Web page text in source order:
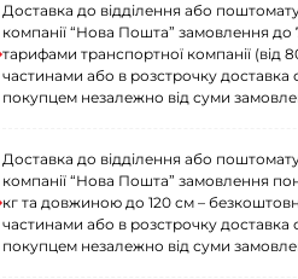
Доставка до відділення або
компанії “Нова Пошта” замовлення до
тарифами транспортної компанії (від
частинами або в розстрочку доставка
покупцем незалежно від суми
Доставка до відділення або
компанії “Нова Пошта” замовлення
кг та довжиною до 120 см –
частинами або в розстрочку доставка
покупцем незалежно від суми